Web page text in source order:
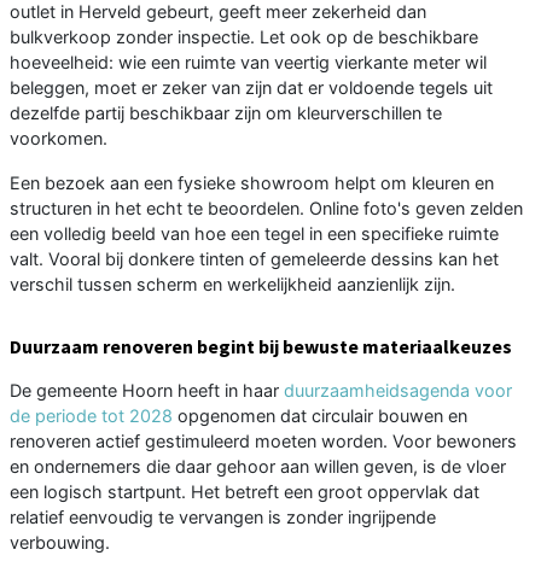
outlet in Herveld gebeurt, geeft meer zekerheid dan
bulkverkoop zonder inspectie. Let ook op de beschikbare
hoeveelheid: wie een ruimte van veertig vierkante meter wil
beleggen, moet er zeker van zijn dat er voldoende tegels uit
dezelfde partij beschikbaar zijn om kleurverschillen te
voorkomen.
Een bezoek aan een fysieke showroom helpt om kleuren en
structuren in het echt te beoordelen. Online foto's geven zelden
een volledig beeld van hoe een tegel in een specifieke ruimte
valt. Vooral bij donkere tinten of gemeleerde dessins kan het
verschil tussen scherm en werkelijkheid aanzienlijk zijn.
Duurzaam renoveren begint bij bewuste materiaalkeuzes
De gemeente Hoorn heeft in haar duurzaamheidsagenda voor
de periode tot 2028 opgenomen dat circulair bouwen en
renoveren actief gestimuleerd moeten worden. Voor bewoners
en ondernemers die daar gehoor aan willen geven, is de vloer
een logisch startpunt. Het betreft een groot oppervlak dat
relatief eenvoudig te vervangen is zonder ingrijpende
verbouwing.